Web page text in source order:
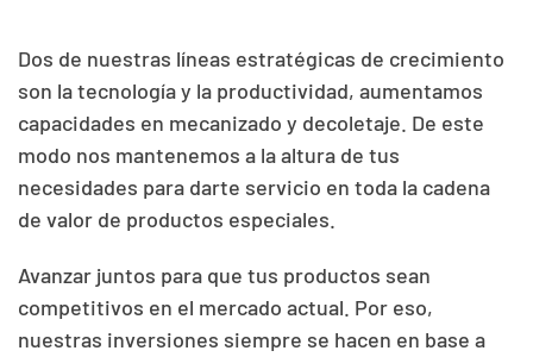
Dos de nuestras líneas estratégicas de crecimiento
son la tecnología y la productividad, aumentamos
capacidades en mecanizado y decoletaje. De este
modo nos mantenemos a la altura de tus
necesidades para darte servicio en toda la cadena
de valor de productos especiales.
Avanzar juntos para que tus productos sean
competitivos en el mercado actual. Por eso,
nuestras inversiones siempre se hacen en base a